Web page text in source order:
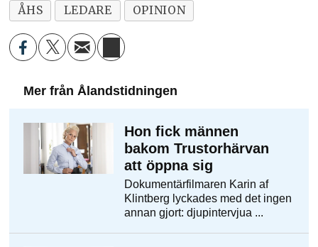
ÅHS LEDARE OPINION